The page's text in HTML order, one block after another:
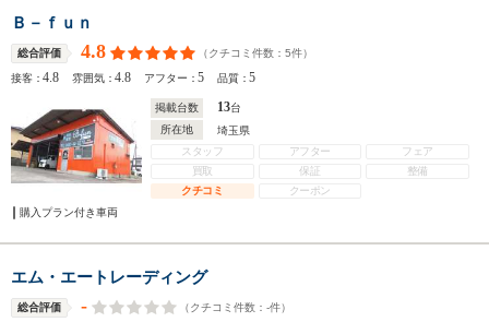
Ｂ－ｆｕｎ
総合評価 4.8 （クチコミ件数： 5件）
接客：4.8 雰囲気：4.8 アフター：5 品質：5
掲載台数 13台
所在地
埼玉県
スタッフ
アフター
フェア
買取
保証
整備
クチコミ
クーポン
購入プラン付き車両
エム・エートレーディング
総合評価 - （クチコミ件数： -件）